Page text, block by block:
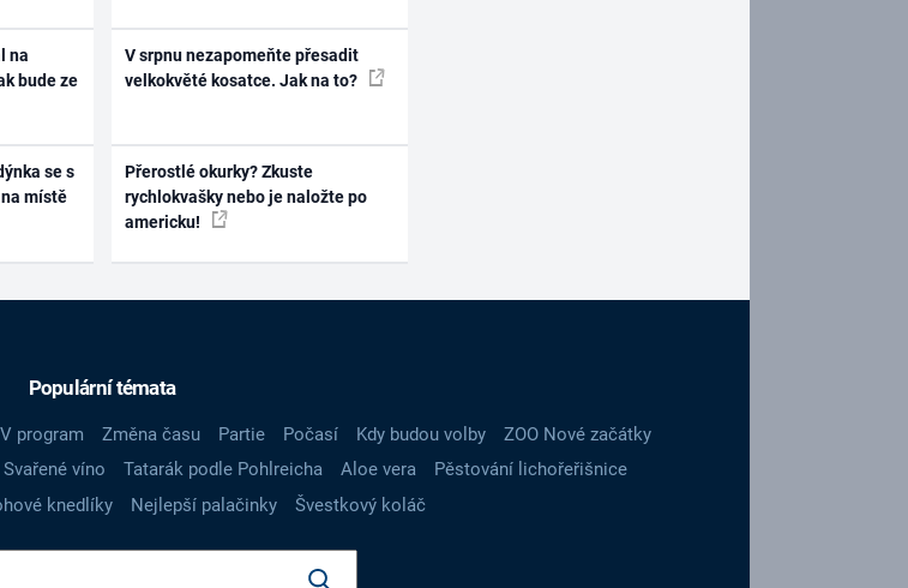
na
bude ze
se s
místě
V srpnu nezapomeňte přesadit
velkokvěté kosatce. Jak na to?
Přerostlé okurky? Zkuste
rychlokvašky nebo je naložte po
americku!
Populární témata
program Změna času Partie Počasí Kdy budou volby
ZOO Nové začátky
Svařené víno Tatarák podle Pohlreicha Aloe vera
Pěstování lichořeřišnice
knedlíky Nejlepší palačinky Švestkový koláč